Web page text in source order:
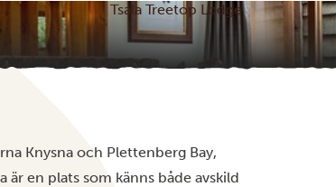
Tsala Treetop Lodge
Knysna och Plettenberg Bay,
en plats som känns både avskild